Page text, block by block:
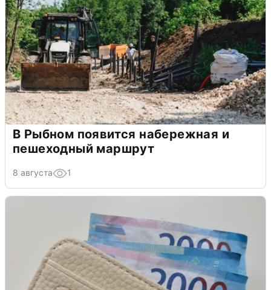
В Рыбном появится набережная и
пешеходный маршрут
8 августа 1